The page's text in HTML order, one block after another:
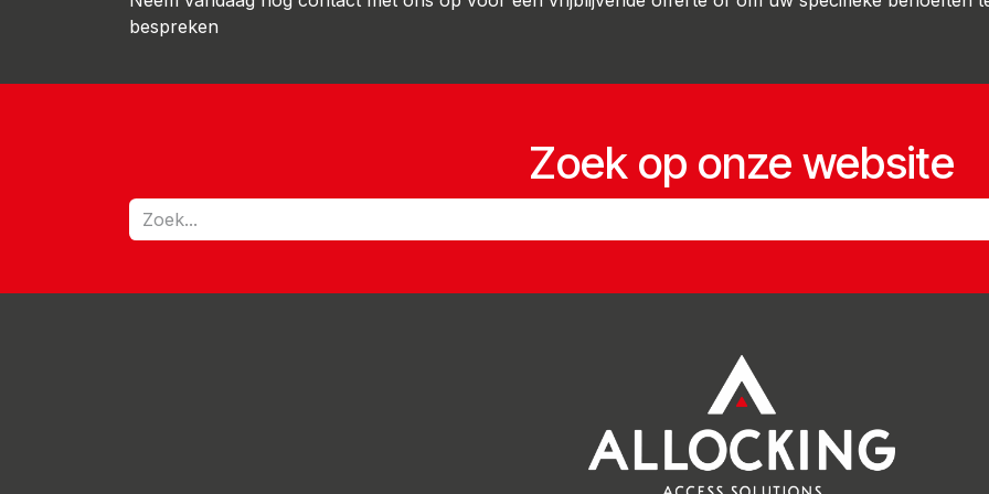
bespreken
Zoek op onze website